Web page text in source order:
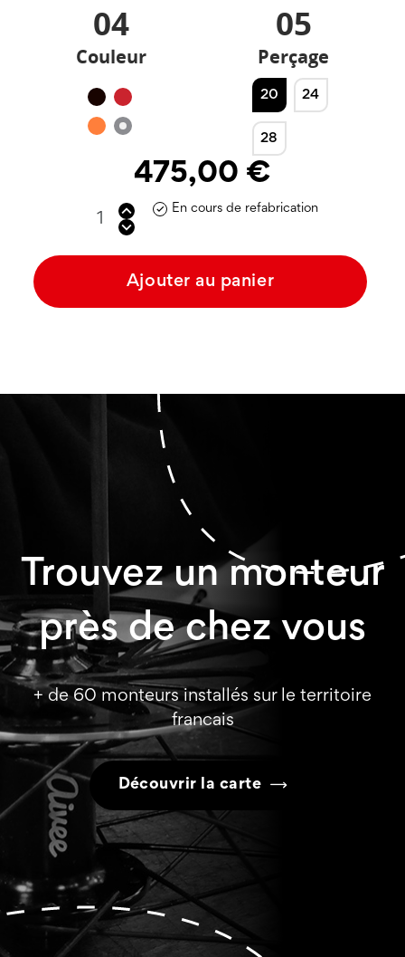
04
Couleur
NoirRouge
Orange
Silver
05
Perçage
20 24
28
475,00 €
 En cours de refabrication
Ajouter au panier
Trouvez un monteur
près de chez vous
+ de 60 monteurs installés sur le territoire
francais
Découvrir la carte